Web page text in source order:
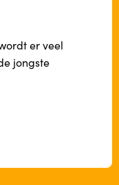
er veel
jongste